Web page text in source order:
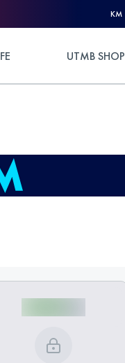
KM
UTMB SHOP